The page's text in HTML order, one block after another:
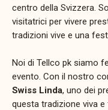
centro della Svizzera.
visitatrici per vivere
tradizioni vive e una
Noi di Tellco pk siamo
evento. Con il nostro
Swiss Linda, uno dei
questa tradizione viva